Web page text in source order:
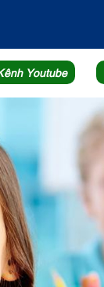
Youtube